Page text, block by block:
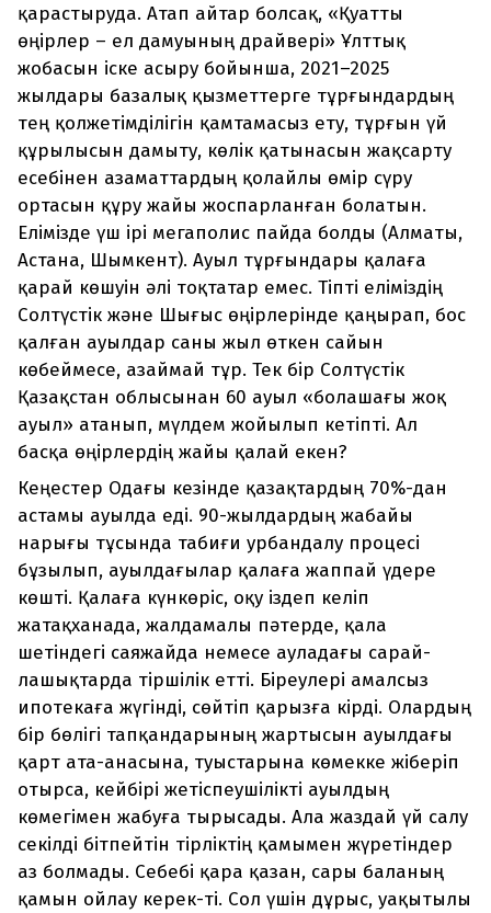
қарастыруда. Атап айтар болсақ, «Қуатты
өңірлер – ел дамуының драйвері» Ұлттық
жобасын іске асыру бойынша, 2021–2025
жылдары базалық қызметтерге тұрғындардың
тең қолжетімділігін қамтамасыз ету, тұрғын үй
құрылысын дамыту, көлік қатынасын жақсарту
есебінен азамат­тардың қолайлы өмір сүру
ортасын құру жайы жоспарланған болатын.
Елімізде үш ірі мегаполис пайда болды (Алматы,
Астана, Шымкент). Ауыл тұрғындары қалаға
қарай көшуін әлі тоқтатар емес. Тіпті еліміздің
Солтүстік және Шығыс өңірлерінде қаңырап, бос
қалған ауылдар саны жыл өткен сайын
көбеймесе, азаймай тұр. Тек бір Солтүстік
Қазақстан облысынан 60 ауыл «болашағы жоқ
ауыл» атанып, мүлдем жойылып кетіпті. Ал
басқа өңірлердің жайы қалай екен?
Кеңестер Одағы кезінде қазақтардың 70%-дан
астамы ауылда еді. 90-жылдардың жабайы
нарығы тұсында табиғи урбандалу процесі
бұзылып, ауылдағылар қалаға жаппай үдере
көшті. Қалаға күнкөріс, оқу іздеп келіп
жатақханада, жалдамалы пәтерде, қала
шетіндегі саяжайда немесе ауладағы сарай-
лашықтарда тіршілік етті. Біреулері амалсыз
ипотекаға жүгінді, сөйтіп қарызға кірді. Олардың
бір бөлігі тапқандарының жартысын ауылдағы
қарт ата-анасына, туыстарына көмекке жіберіп
отырса, кейбірі жетіспеушілікті ауылдың
көмегімен жабуға тырысады. Ала жаздай үй салу
секілді бітпейтін тірліктің қамымен жүретіндер
аз болмады. Себебі қара қазан, сары баланың
қамын ойлау керек-ті. Сол үшін дұрыс, уақытылы